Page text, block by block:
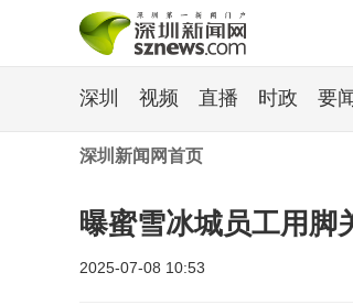
深圳 视频 直播 时政 要闻
深圳新闻网首页
曝蜜雪冰城员工用脚
2025-07-08 10:53